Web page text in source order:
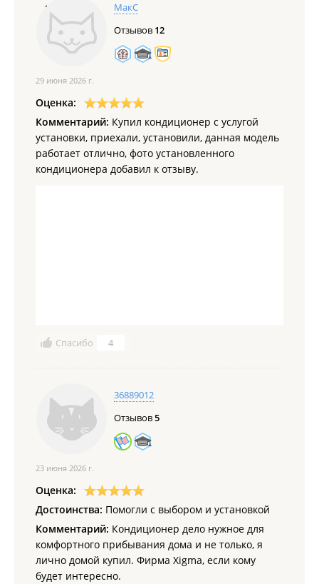
МакС
Отзывов 12
29 июня 2026 г.
Оценка:
Комментарий: Купил кондиционер с услугой
установки, приехали, установили, данная модель
работает отлично, фото установленного
кондиционера добавил к отзыву.
Спасибо 4
36889012
Отзывов5
23 июня 2026 г.
Оценка:
Достоинства: Помогли с выбором и установкой
Комментарий: Кондиционер дело нужное для
комфортного прибывания дома и не только, я
лично домой купил. Фирма Xigma, если кому
будет интересно.